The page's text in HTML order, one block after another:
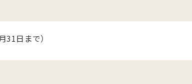
日まで）